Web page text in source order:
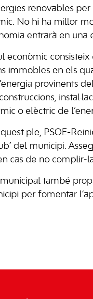
renovables
No hi ha millor
entrarà en una
econòmic
immobles en els
provinents
o elèctric de
ple, PSOE-
del municipi.
cas de no complir-
també
per fomentar